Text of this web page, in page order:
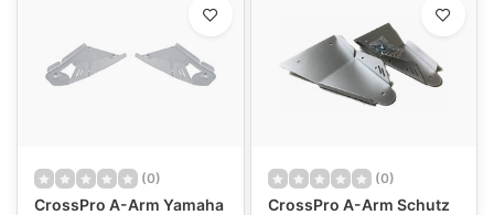
(0)
CrossPro A-Arm Yamaha
(0)
CrossPro A-Arm Schutz